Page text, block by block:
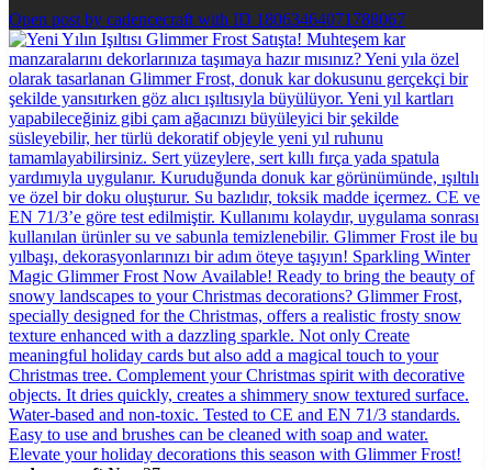
Open post by cadencecraft with ID 18063464071788067